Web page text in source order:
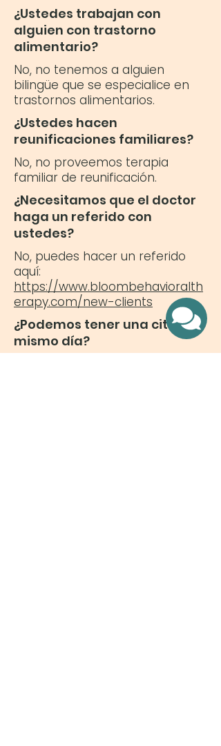
¿Ustedes trabajan con
alguien con trastorno
alimentario?
No, no tenemos a alguien
bilingüe que se especialice en
trastornos alimentarios.
¿Ustedes hacen
reunificaciones familiares?
No, no proveemos terapia
familiar de reunificación.
¿Necesitamos que el doctor
haga un referido con
ustedes?
No, puedes hacer un referido
aquí:
https://www.bloombehavioralth
erapy.com/new-clients
¿Podemos tener una cita el
mismo día?